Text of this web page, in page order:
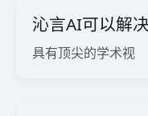
沁言AI可以解
具有顶尖的学术视